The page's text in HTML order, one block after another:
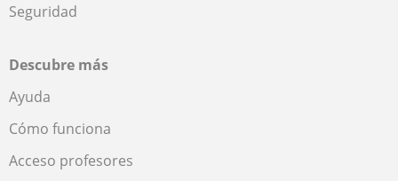
Seguridad
Descubre más
Ayuda
Cómo funciona
Acceso profesores